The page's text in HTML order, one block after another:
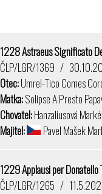
1228 Astraeus Significato
ČLP/LGR/1369 /
Otec:Umrel-Tico Comes
Matka:Solipse A Presto
Chovatel:Hanzaliusová
Majitel:
Pavel Mašek
1229 Applausi per Donatello
ČLP/LGR/1265 /